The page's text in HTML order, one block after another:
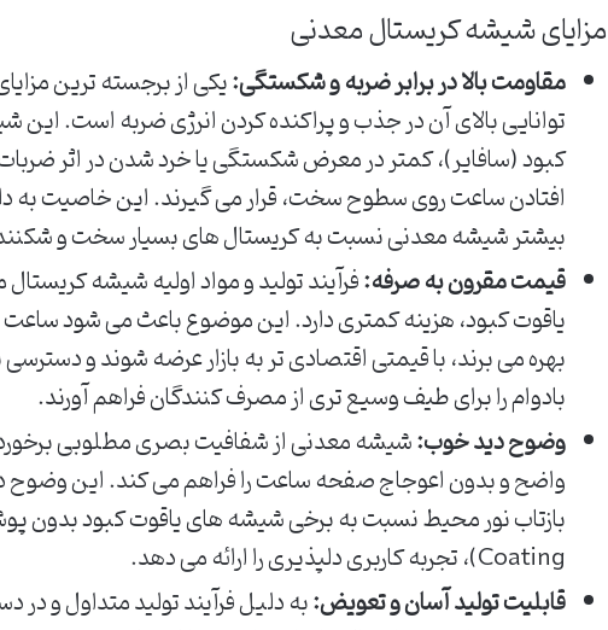
مزایای شیشه کریستال معدنی
مقاومت بالا در برابر ضربه و شکستگی:یکی از برجسته ترین
توانایی بالای آن در جذب و پراکنده کردن انرژی ضربه است. این
کبود (سافایر)، کمتر در معرض شکستگی یا خرد شدن در اثر
افتادن ساعت روی سطوح سخت، قرار می گیرند. این خاصیت به
بیشتر شیشه معدنی نسبت به کریستال های بسیار سخت و
قیمت مقرون به صرفه:فرآیند تولید و مواد اولیه شیشه
یاقوت کبود، هزینه کمتری دارد. این موضوع باعث می شود
بهره می برند، با قیمتی اقتصادی تر به بازار عرضه شوند و
بادوام را برای طیف وسیع تری از مصرف کنندگان فراهم آورند.
وضوح دید خوب:شیشه معدنی از شفافیت بصری مطلوبی
واضح و بدون اعوجاج صفحه ساعت را فراهم می کند. این وضوح
Coating)، تجربه کاربری دلپذیری را ارائه می دهد.
قابلیت تولید آسان و تعویض:به دلیل فرآیند تولید متداول و